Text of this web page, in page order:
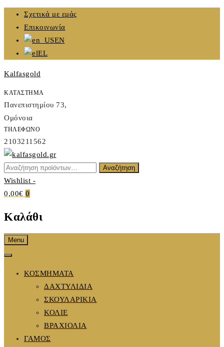
Skip
content
Σχετικά με εμάς
Επικοινωνία
EN
EL
Kalfasgold
ΚΑΤΑΣΤΗΜΑ
Πανεπιστημίου 73,
Ομόνοια
ΤΗΛΕΦΩΝΟ
2103211562
KALFASGOLD
Kalfasgold
Αναζήτηση
για:
Αναζήτηση
Wishlist -
0,00€ 0
Καλάθι
Menu
ΚΟΣΜΗΜΑΤΑ
ΔΑΧΤΥΛΙΔΙΑ
ΣΚΟΥΛΑΡΙΚΙΑ
ΚΟΛΙΕ
ΒΡΑΧΙΟΛΙΑ
ΓΑΜΟΣ